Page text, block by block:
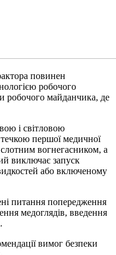
повинен
робочого
робочого майданчика, де
і світловою
першої медичної
вогнегасником, а
виключає запуск
або включеному
питання попередження
медоглядів, введення
вимог безпеки